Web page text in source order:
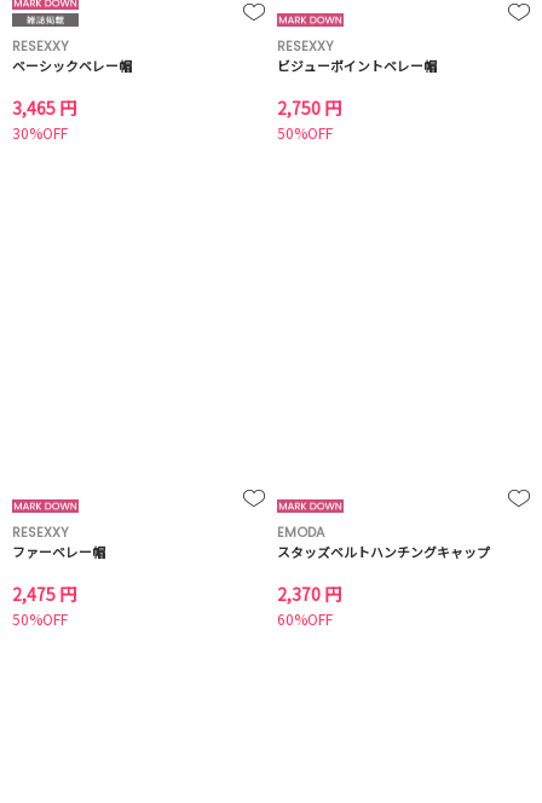
RESEXXY
ベーシックベレー帽
3,465 円
30%OFF
RESEXXY
ビジューポイントベレー帽
2,750 円
50%OFF
RESEXXY
ファーベレー帽
2,475 円
50%OFF
EMODA
スタッズベルトハンチングキャップ
2,370 円
60%OFF